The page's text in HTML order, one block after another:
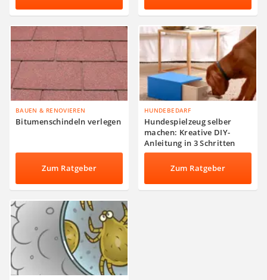
BAUEN & RENOVIEREN
Bitumenschindeln verlegen
Zum Ratgeber
HUNDEBEDARF
Hundespielzeug selber
machen: Kreative DIY-
Anleitung in 3 Schritten
Zum Ratgeber